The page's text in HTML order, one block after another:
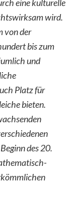
eine kulturelle
wird.
von der
bis zum
und
Platz für
bieten.
des 20.